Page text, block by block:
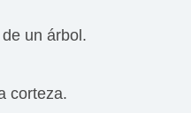
un árbol.
corteza.